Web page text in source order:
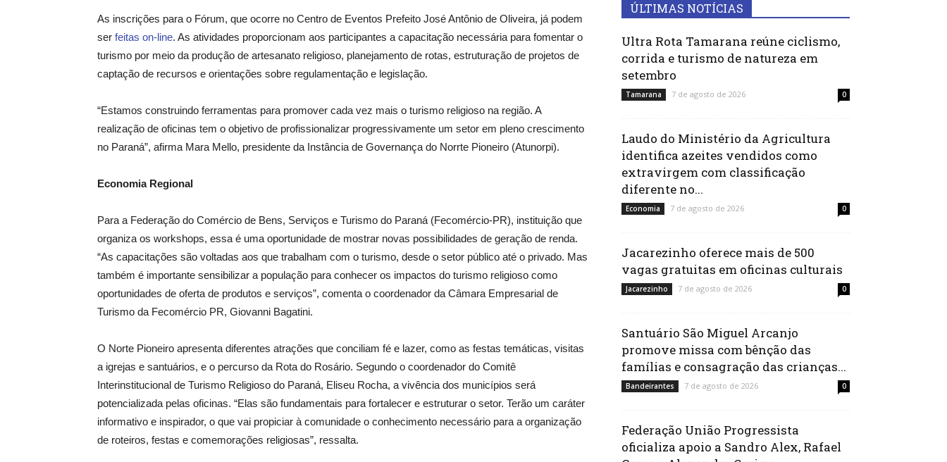
As inscrições para o Fórum, que ocorre no Centro de Eventos Prefeito José Antônio de Oliveira, já podem
ser feitas on-line. As atividades proporcionam aos participantes a capacitação necessária para fomentar o
turismo por meio da produção de artesanato religioso, planejamento de rotas, estruturação de projetos de
captação de recursos e orientações sobre regulamentação e legislação.
“Estamos construindo ferramentas para promover cada vez mais o turismo religioso na região. A
realização de oficinas tem o objetivo de profissionalizar progressivamente um setor em pleno crescimento
no Paraná”, afirma Mara Mello, presidente da Instância de Governança do Norrte Pioneiro (Atunorpi).
Economia Regional
Para a Federação do Comércio de Bens, Serviços e Turismo do Paraná (Fecomércio-PR), instituição que
organiza os workshops, essa é uma oportunidade de mostrar novas possibilidades de geração de renda.
“As capacitações são voltadas aos que trabalham com o turismo, desde o setor público até o privado. Mas
também é importante sensibilizar a população para conhecer os impactos do turismo religioso como
oportunidades de oferta de produtos e serviços”, comenta o coordenador da Câmara Empresarial de
Turismo da Fecomércio PR, Giovanni Bagatini.
O Norte Pioneiro apresenta diferentes atrações que conciliam fé e lazer, como as festas temáticas, visitas
a igrejas e santuários, e o percurso da Rota do Rosário. Segundo o coordenador do Comitê
Interinstitucional de Turismo Religioso do Paraná, Eliseu Rocha, a vivência dos municípios será
potencializada pelas oficinas. “Elas são fundamentais para fortalecer e estruturar o setor. Terão um caráter
informativo e inspirador, o que vai propiciar à comunidade o conhecimento necessário para a organização
de roteiros, festas e comemorações religiosas”, ressalta.
ÚLTIMAS NOTÍCIAS
Ultra Rota Tamarana reúne ciclismo,
corrida e turismo de natureza em
setembro
Tamarana 7 de agosto de 2026 0
Laudo do Ministério da Agricultura
identifica azeites vendidos como
extravirgem com classificação
diferente no...
Economia 7 de agosto de 2026 0
Jacarezinho oferece mais de 500
vagas gratuitas em oficinas culturais
Jacarezinho 7 de agosto de 2026 0
Santuário São Miguel Arcanjo
promove missa com bênção das
famílias e consagração das crianças...
Bandeirantes 7 de agosto de 2026 0
Federação União Progressista
oficializa apoio a Sandro Alex, Rafael